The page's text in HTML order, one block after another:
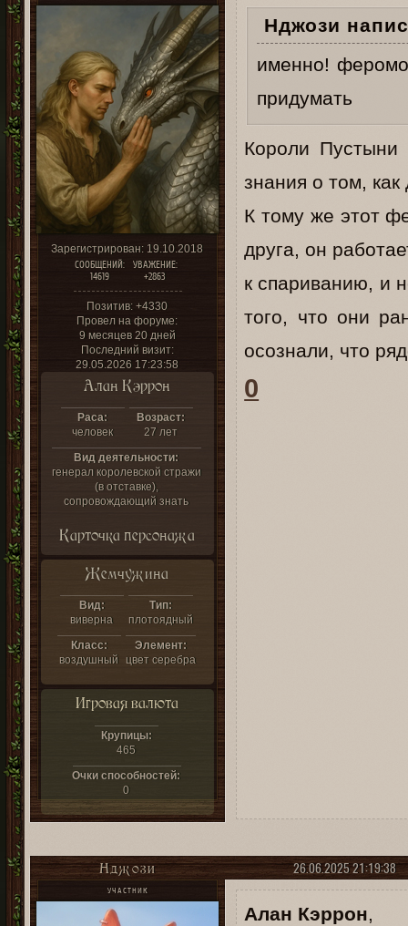
Зарегистрирован: 19.10.2018
СООБЩЕНИЙ:
14619
УВАЖЕНИЕ:
+2863
Позитив: +4330
Провел на форуме:
9 месяцев 20 дней
Последний визит:
29.05.2026 17:23:58
Алан Кэррон
Раса:
человек
Возраст:
27 лет
Вид деятельности:
генерал королевской стражи
(в отставке),
сопровождающий знать
Карточка персонажа
Жемчужина
Вид:
виверна
Тип:
плотоядный
Класс:
воздушный
Элемент:
цвет серебра
Игровая валюта
Крупицы:
465
Очки способностей:
0
Нджози
именно!
придумать
Короли Пустыни
знания о том,
К тому же этот
друга, он
к спариванию, и
того, что они
осознали, что
0
26.06.2025 21:19:38
Нджози
УЧАСТНИК
Алан Кэррон,